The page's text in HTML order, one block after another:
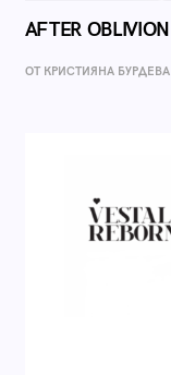
AFTER OBLIVION
ОТ КРИСТИЯНА БУРДЕВА